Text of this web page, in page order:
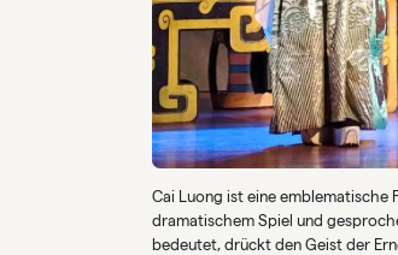
Cai Luong ist eine emblematische
dramatischem Spiel und
bedeutet, drückt den Geist der